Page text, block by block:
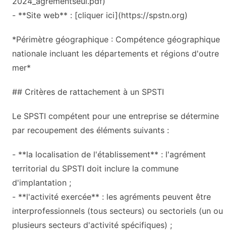
- **Site web** : [cliquer ici](https://spstn.org)
*Périmètre géographique : Compétence géographique
nationale incluant les départements et régions d'outre
mer*
## Critères de rattachement à un SPSTI
Le SPSTI compétent pour une entreprise se détermine
par recoupement des éléments suivants :
- **la localisation de l'établissement** : l'agrément
territorial du SPSTI doit inclure la commune
d'implantation ;
- **l'activité exercée** : les agréments peuvent être
interprofessionnels (tous secteurs) ou sectoriels (un ou
plusieurs secteurs d'activité spécifiques) ;